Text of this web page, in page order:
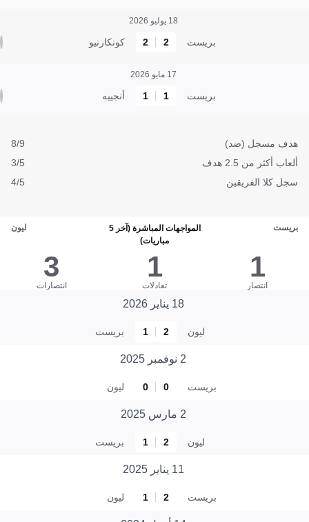
18 يوليو 2026
بريست 2
2 كونكارنيو
17 مايو 2026
بريست 1
1 أنجييه
هدف مسجل (ضد)
8/9
ألعاب أكثر من 2.5 هدف
3/5
سجل كلا الفريقين
4/5
بريست
المواجهات المباشرة (آخر 5
مباريات)
ليون
1
انتصار
1
تعادلات
3
انتصارات
18 يناير 2026
ليون 2
1 بريست
2 نوفمبر 2025
بريست 0
0 ليون
2 مارس 2025
ليون 2
1 بريست
11 يناير 2025
بريست 2
1 ليون